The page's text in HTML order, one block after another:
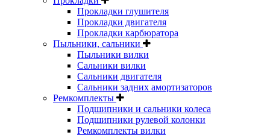
Прокладки глушителя
Прокладки двигателя
Прокладки карбюратора
Пыльники, сальники
Пыльники вилки
Сальники вилки
Сальники двигателя
Сальники задних амортизаторов
Ремкомплекты
Подшипники и сальники колеса
Подшипники рулевой колонки
Ремкомплекты вилки